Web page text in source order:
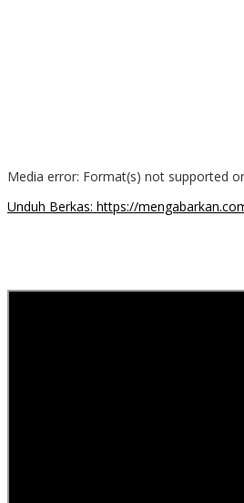
Media error: Format(s) not supported
Unduh Berkas: https://